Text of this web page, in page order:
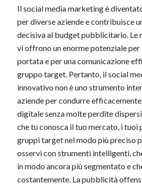
Il social media marketing è
per diverse aziende e contribuisce
decisiva al budget pubblicitario. Le
vi offrono un enorme potenziale per
portata e per una comunicazione
gruppo target. Pertanto, il social
innovativo non è uno strumento
aziende per condurre
digitale senza molte perdite
che tu conosca il tuo mercato, i tuoi
gruppi target nel modo più preciso
osservi con strumenti intelligenti,
in modo ancora più segmentato e
costantemente. La pubblicità